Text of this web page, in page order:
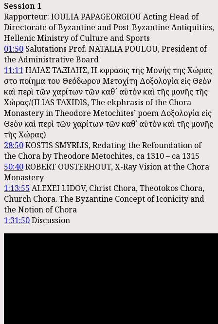
Session 1
Rapporteur: IOULIA PAPAGEORGIOU Acting Head of
Directorate of Byzantine and Post-Byzantine Antiquities,
Hellenic Ministry of Culture and Sports
01:50 Salutations Prof. NATALIA POULOU, President of
the Administrative Board
11:11 ΗΛΙΑΣ ΤΑΞΙΔΗΣ, Η ἒκφρασις της Μονής της Χώρας
στο ποίημα του Θεόδωρου Μετοχίτη Δοξολογία εἰς Θεὸν
καὶ περὶ τῶν χαρίτων τῶν καθ΄ αὑτὸν καὶ τῆς μονῆς τῆς
Χώρας/(ILIAS TAXIDIS, The ekphrasis of the Chora
Monastery in Theodore Metochites’ poem Δοξολογία εἰς
Θεὸν καὶ περὶ τῶν χαρίτων τῶν καθ᾿ αὑτὸν καὶ τῆς μονῆς
τῆς Χώρας)
28:50KOSTIS SMYRLIS, Redating the Refoundation of
the Chora by Theodore Metochites, ca 1310 – ca 1315
50:40ROBERT OUSTERHOUT, X-Ray Vision at the Chora
Monastery
1:13:55 ALEXEI LIDOV, Christ Chora, Theotokos Chora,
Church Chora. The Byzantine Concept of Iconicity and
the Notion of Chora
1:31:50Discussion